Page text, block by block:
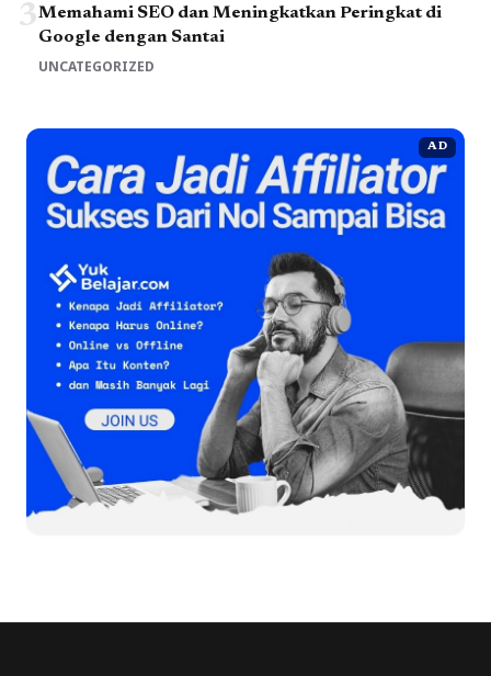
3Memahami SEO dan Meningkatkan Peringkat di
Google dengan Santai
UNCATEGORIZED
AD